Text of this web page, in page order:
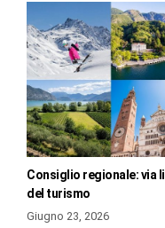
Consiglio regionale: via
del turismo
Giugno 23, 2026